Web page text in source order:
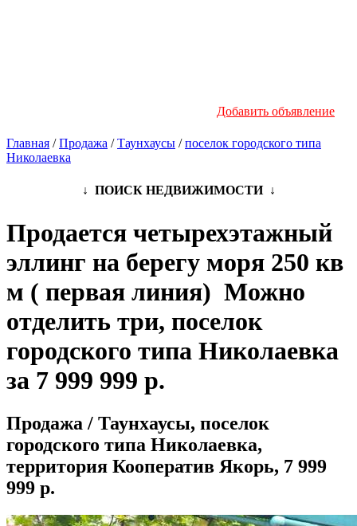
Добавить объявление
Главная /Продажа /Таунхаусы /поселок городского типа
Николаевка
↓ ПОИСК НЕДВИЖИМОСТИ ↓
Продается четырехэтажный
эллинг на берегу моря 250 кв
м ( первая линия) Можно
отделить три, поселок
городского типа Николаевка
за 7 999 999 р.
Продажа / Таунхаусы, поселок
городского типа Николаевка,
территория Кооператив Якорь, 7 999
999 р.